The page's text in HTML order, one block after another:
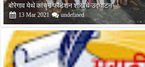
आयोजन
09 Feb 2021 undefined